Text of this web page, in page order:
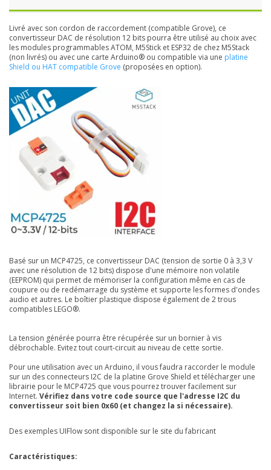
Livré avec son cordon de raccordement (compatible Grove), ce
convertisseur DAC de résolution 12 bits pourra être utilisé au choix avec
les modules programmables ATOM, M5Stick et ESP32 de chez M5Stack
(non livrés) ou avec une carte Arduino® ou compatible via une platine
Shield ou HAT compatible Grove (proposées en option).
Basé sur un MCP4725, ce convertisseur DAC (tension de sortie 0 à 3,3 V
avec une résolution de 12 bits) dispose d'une mémoire non volatile
(EEPROM) qui permet de mémoriser la configuration même en cas de
coupure ou de redémarrage du système et supporte les formes d'ondes
audio et autres. Le boîtier plastique dispose également de 2 trous
compatibles LEGO®.
La tension générée pourra être récupérée sur un bornier à vis
débrochable. Evitez tout court-circuit au niveau de cette sortie.
Pour une utilisation avec un Arduino, il vous faudra raccorder le module
sur un des connecteurs I2C de la platine Grove Shield et télécharger une
librairie pour le MCP4725 que vous pourrez trouver facilement sur
Internet. Vérifiez dans votre code source que l'adresse I2C du
convertisseur soit bien 0x60 (et changez la si nécessaire).
Des exemples UIFlow sont disponible sur le site du fabricant
Caractéristiques: